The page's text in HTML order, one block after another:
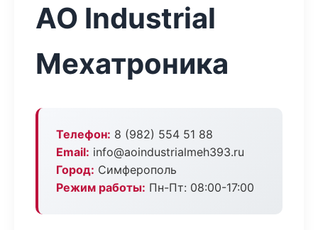
АО Industrial
Мехатроника
Телефон: 8 (982) 554 51 88
Email: info@aoindustrialmeh393.ru
Город: Симферополь
Режим работы: Пн-Пт: 08:00-17:00